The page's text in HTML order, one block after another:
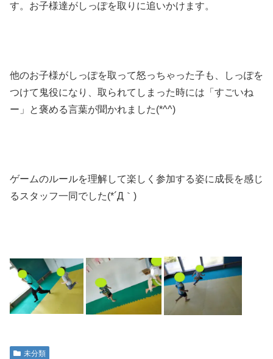
す。お子様達がしっぽを取りに追いかけます。
他のお子様がしっぽを取って怒っちゃった子も、しっぽを
つけて鬼役になり、取られてしまった時には「すごいね
ー」と褒める言葉が聞かれました(*^^)
ゲームのルールを理解して楽しく参加する姿に成長を感じ
るスタッフ一同でした(*´Д｀)
未分類